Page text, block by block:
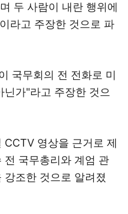
두 사람이 내란 행위에
라고 주장한 것으로 파
국무회의 전 전화로 미
가"라고 주장한 것으
CCTV 영상을 근거로 제
전 국무총리와 계엄 관
강조한 것으로 알려졌